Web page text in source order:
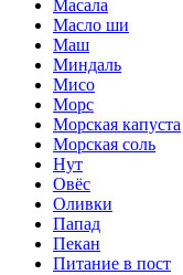
Масала
Масло ши
Маш
Миндаль
Мисо
Морс
Морская капуста
Морская соль
Нут
Овёс
Оливки
Папад
Пекан
Питание в пост